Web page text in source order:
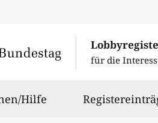
für die
Hilfe